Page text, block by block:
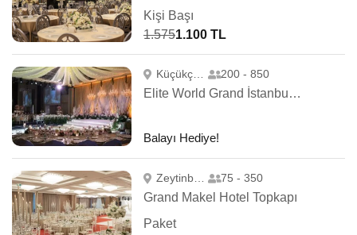
Kişi Başı
1.5751.100 TL
Küçükçekmece 200 - 850
Elite World Grand İstanbul Basın Ekspres
Balayı Hediye!
Zeytinburnu 75 - 350
Grand Makel Hotel Topkapı
Paket